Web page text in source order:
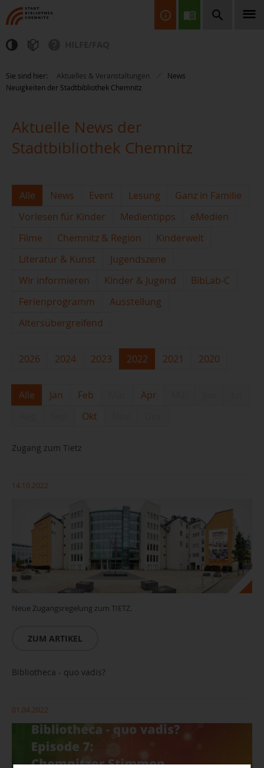
Finden Sie Informationen, Bücher, CDs & DVDs, Spiele, BluRays,
Zeitschriften und vieles mehr...
Sie sind hier: Aktuelles & Veranstaltungen
News
Neuigkeiten der Stadtbibliothek Chemnitz
Aktuelle News der
Stadtbibliothek Chemnitz
Alle News Event Lesung
Ganz in Familie
Vorlesen für Kinder
Medientipps
eMedien
Filme
Chemnitz & Region
Kinderwelt
Literatur & Kunst
Jugendszene
Wir informieren
Kinder & Jugend
BibLab-C
Ferienprogramm
Ausstellung
Altersübergreifend
2026 2024 2023 2022 2021 2020
Alle Jan Feb Apr
Okt
Zugang zum Tietz
14.10.2022
Neue Zugangsregelung zum TIETZ.
ZUM ARTIKEL
Bibliotheca - quo vadis?
01.04.2022